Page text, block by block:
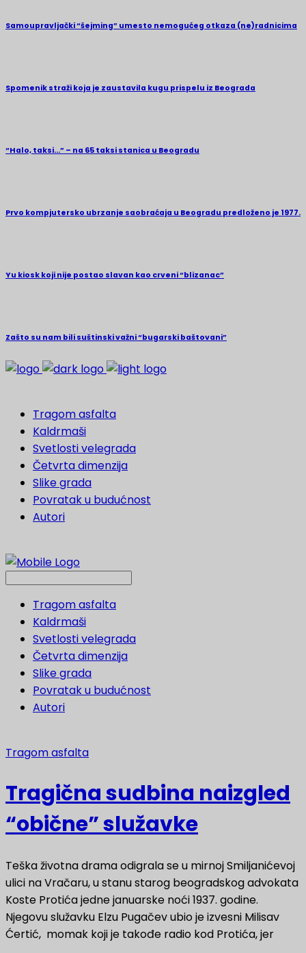
Samoupravljački “šejming” umesto nemogućeg otkaza (ne)radnicima
Spomenik straži koja je zaustavila kugu prispelu iz Beograda
“Halo, taksi…” – na 65 taksi stanica u Beogradu
Prvo kompjutersko ubrzanje saobraćaja u Beogradu predloženo je 1977.
Yu kiosk koji nije postao slavan kao crveni “blizanac”
Zašto su nam bili suštinski važni “bugarski baštovani”
Tragom asfalta
Kaldrmaši
Svetlosti velegrada
Četvrta dimenzija
Slike grada
Povratak u budućnost
Autori
Tragom asfalta
Kaldrmaši
Svetlosti velegrada
Četvrta dimenzija
Slike grada
Povratak u budućnost
Autori
Tragom asfalta
Tragična sudbina naizgled
“obične” služavke
Teška životna drama odigrala se u mirnoj Smiljanićevoj
ulici na Vračaru, u stanu starog beogradskog advokata
Koste Protića jedne januarske noći 1937. godine.
Njegovu služavku Elzu Pugačev ubio je izvesni Milisav
Ćertić, momak koji je takođe radio kod Protića, jer